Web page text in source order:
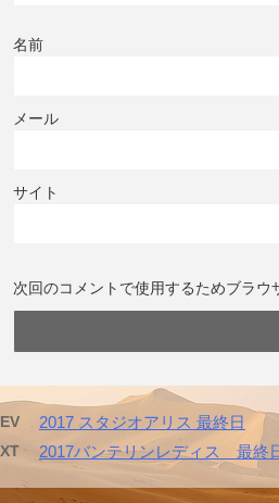
名前
メール
サイト
次回のコメントで使用するためブラウ
2017 スタジオアリス 最終日
2017バンテリンレディス 最終